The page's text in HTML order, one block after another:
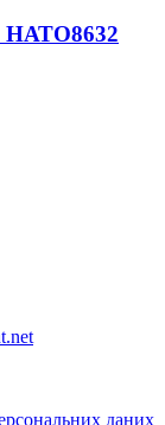
НАТО8632
даних